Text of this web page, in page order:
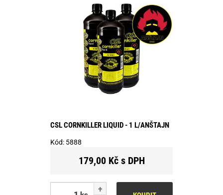
CSL CORNKILLER LIQUID - 1 L/ANŠTAJN
Kód: 5888
179,00 Kč s DPH